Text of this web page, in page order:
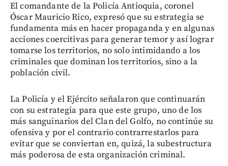
El comandante de la Policía Antioquia, coronel
Óscar Mauricio Rico, expresó que su estrategia se
fundamenta más en hacer propaganda y en algunas
acciones coercitivas para generar temor y así lograr
tomarse los territorios, no solo intimidando a los
criminales que dominan los territorios, sino a la
población civil.
La Policía y el Ejército señalaron que continuarán
con su estrategia para que este grupo, uno de los
más sanguinarios del Clan del Golfo, no continúe su
ofensiva y por el contrario contrarrestarlos para
evitar que se conviertan en, quizá, la subestructura
más poderosa de esta organización criminal.